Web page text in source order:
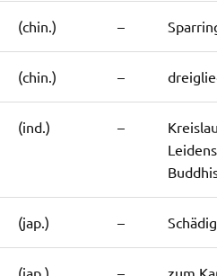
(chin.) –
(chin.) –
(ind.) –
(jap.) –
(jap.) – zum